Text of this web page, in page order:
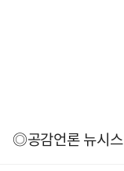
◎공감언론 뉴시스